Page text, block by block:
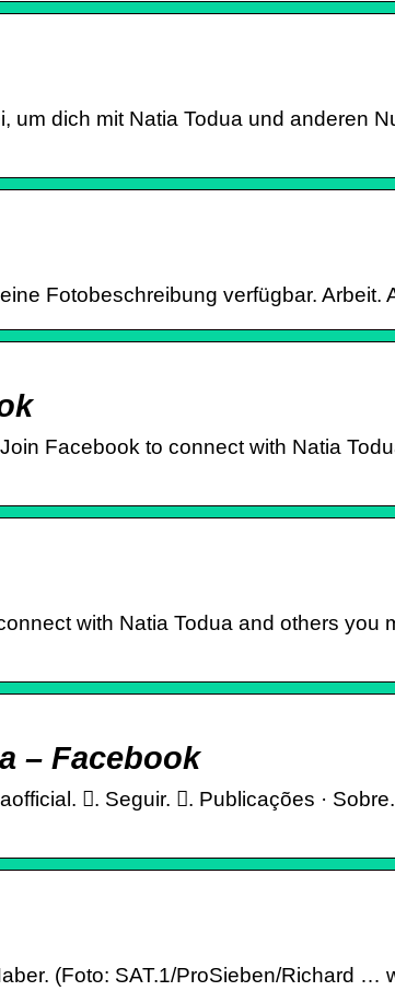
um dich mit Natia Todua und anderen
Fotobeschreibung verfügbar.
Facebook to connect with Natia
with Natia Todua and others
– Facebook
󱙶. Seguir. 󰟝. Publicações ·
(Foto: SAT.1/ProSieben/Richard